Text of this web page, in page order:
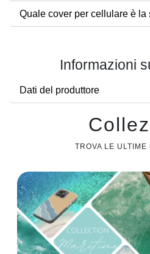
Quale cover per cellulare è
Informazioni
Dati del produttore
TROVA LE ULTIME